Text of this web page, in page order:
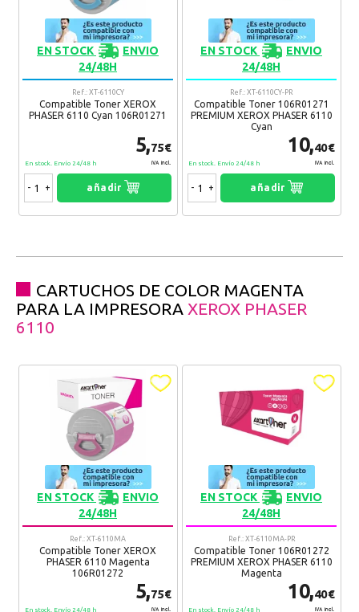
EN STOCK
ENVIO
24/48H
Ref.: XT-6110CY
Compatible Toner XEROX
PHASER 6110 Cyan 106R01271
5,75€
IVA Incl.
En stock. Envío 24/48 h
- + añadir
EN STOCK
ENVIO
24/48H
Ref.: XT-6110CY-PR
Compatible Toner 106R01271
PREMIUM XEROX PHASER 6110
Cyan
10,40€
IVA Incl.
En stock. Envío 24/48 h
- + añadir
CARTUCHOS DE COLOR MAGENTA
PARA LA IMPRESORA XEROX PHASER
6110
EN STOCK
ENVIO
24/48H
Ref.: XT-6110MA
Compatible Toner XEROX
PHASER 6110 Magenta
106R01272
5,75€
IVA Incl.
En stock. Envío 24/48 h
EN STOCK
ENVIO
24/48H
Ref.: XT-6110MA-PR
Compatible Toner 106R01272
PREMIUM XEROX PHASER 6110
Magenta
10,40€
IVA Incl.
En stock. Envío 24/48 h